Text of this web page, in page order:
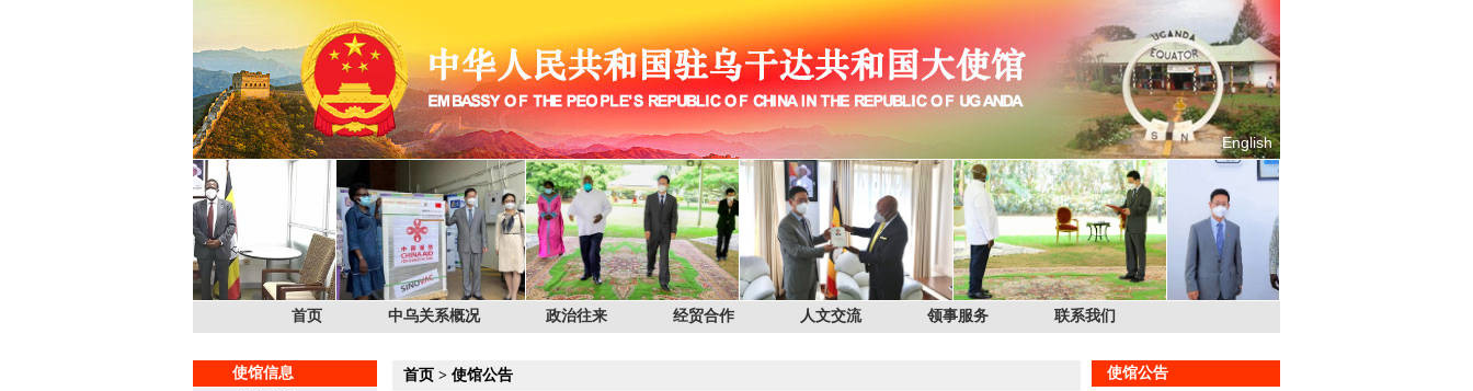
English
首页 中乌关系概况 政治往来 经贸合作 人文交流 领事服务 联系我们
使馆信息
首页 > 使馆公告 使馆公告